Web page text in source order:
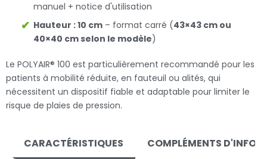
manuel + notice d'utilisation
Hauteur : 10 cm – format carré (43×43 cm ou
40×40 cm selon le modèle)
Le POLYAIR® 100 est particulièrement recommandé pour les
patients à mobilité réduite, en fauteuil ou alités, qui
nécessitent un dispositif fiable et adaptable pour limiter le
risque de plaies de pression.
CARACTÉRISTIQUES COMPLÉMENTS